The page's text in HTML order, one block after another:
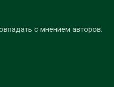
с мнением авторов.